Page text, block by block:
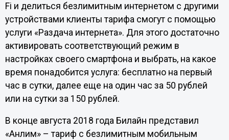
Fi и делиться безлимитным интернетом с другими
устройствами клиенты тарифа смогут с помощью
услуги «Раздача интернета». Для этого достаточно
активировать соответствующий режим в
настройках своего смартфона и выбрать, на какое
время понадобится услуга: бесплатно на первый
час в сутки, далее еще на один час за 50 рублей
или на сутки за 150 рублей.
В конце августа 2018 года Билайн представил
«Анлим» – тариф с безлимитным мобильным